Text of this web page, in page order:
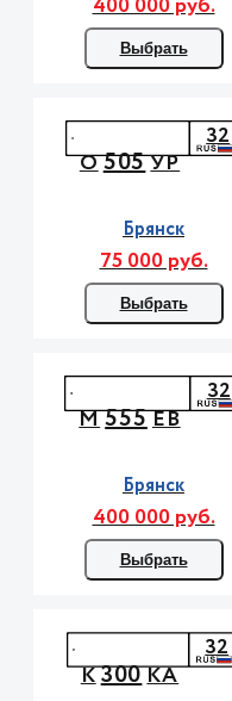
Выбрать
О505УР
32
Брянск
75 000 руб.
Выбрать
М555ЕВ
32
Брянск
400 000 руб.
Выбрать
К300КА
32